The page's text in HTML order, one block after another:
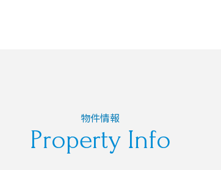
物件情報
Property Info